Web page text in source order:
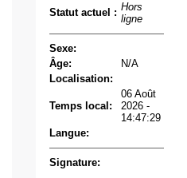
Statut actuel : Hors
ligne
Sexe:
Âge:
N/A
Localisation:
Temps local:
06 Août
2026 -
14:47:29
Langue:
Signature: